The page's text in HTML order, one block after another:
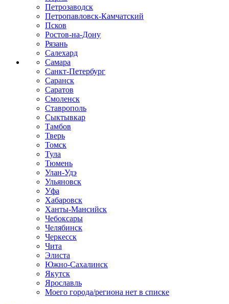
Петрозаводск
Петропавловск-Камчатский
Псков
Ростов-на-Дону
Рязань
Салехард
Самара
Санкт-Петербург
Саранск
Саратов
Смоленск
Ставрополь
Сыктывкар
Тамбов
Тверь
Томск
Тула
Тюмень
Улан-Удэ
Ульяновск
Уфа
Хабаровск
Ханты-Мансийск
Чебоксары
Челябинск
Черкесск
Чита
Элиста
Южно-Сахалинск
Якутск
Ярославль
Моего города/региона нет в списке